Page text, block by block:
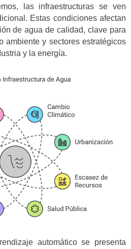
las infraestructuras se ven
Estas condiciones afectan
de agua de calidad, clave para
ambiente y sectores estratégicos
y la energía.
automático se presenta